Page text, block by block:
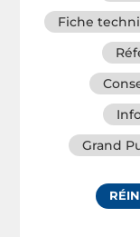
Fiche
Grand